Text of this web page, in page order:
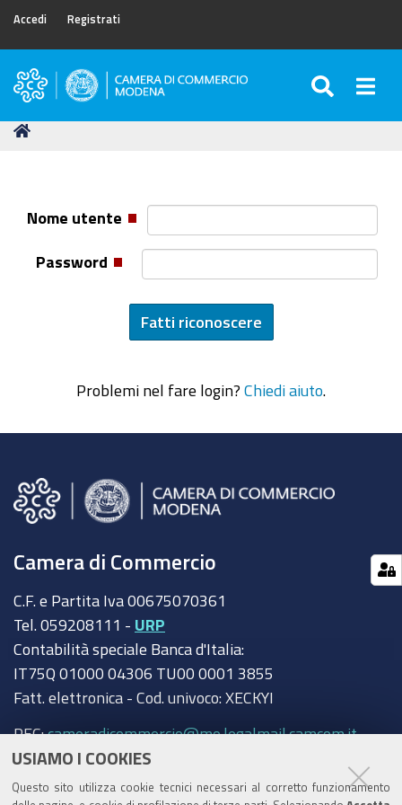
USIAMO I COOKIES
Questo sito utilizza cookie tecnici necessari al corretto funzionamento
Accedi Registrati
Camera
Commercio
Tu
Nome utente
Password
Problemi nel fare login? Chiedi aiuto
Camera di Commercio
C.F. e Partita Iva 00675070361
Tel. 059208111 - URP
Contabilità speciale Banca d'Italia:
IT75Q 01000 04306 TU00 0001 3855
Fatt. elettronica - Cod. univoco: XECKYI
PEC:cameradicommercio@mo.legalmail.camcom.it
Trasparenza